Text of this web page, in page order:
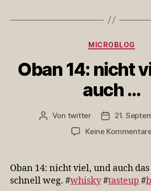
Kategorien
MICROBLOG
Oban 14: nicht
auch …
Beitragsautor
Von twitter
21.
Keine
Oban 14: nicht viel, und auch
schnell weg. #whisky#tasteup #